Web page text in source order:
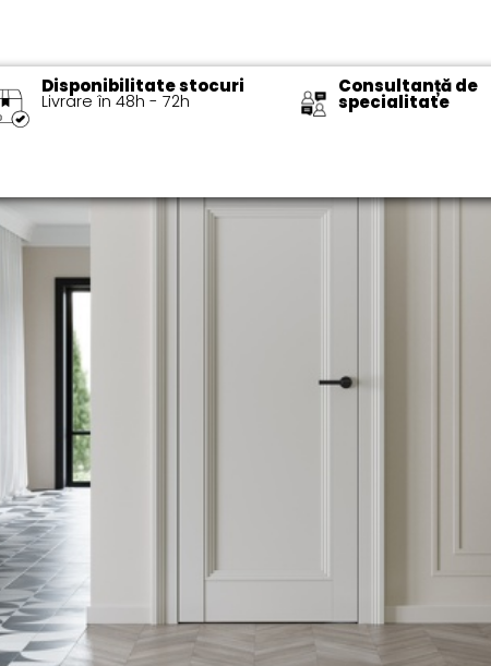
Disponibilitate stocuri
Livrare în 48h - 72h​
Consultanță de
specialitate​